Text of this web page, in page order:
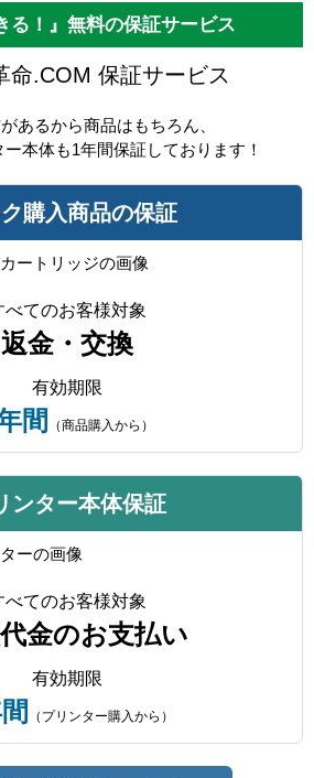
る！』無料の保証サービス
保証サービス
あるから商品はもちろん、
本体も1年間保証しております！
購入商品の保証
べてのお客様対象
返金・交換
有効期限
間 （商品購入から）
ンター本体保証
べてのお客様対象
金のお支払い
有効期限
（プリンター購入から）